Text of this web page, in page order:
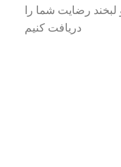
رضایت شما را
دریافت کنیم